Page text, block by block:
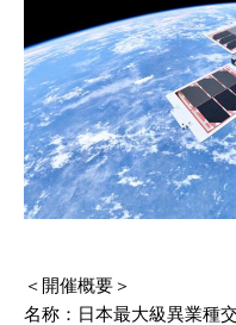
＜開催概要＞
名称：日本最大級異業種